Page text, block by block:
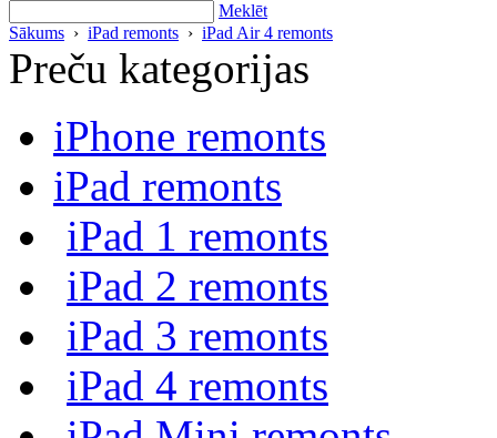
Meklēt
Sākums › iPad remonts › iPad Air 4 remonts
Preču kategorijas
iPhone remonts
iPad remonts
iPad 1 remonts
iPad 2 remonts
iPad 3 remonts
iPad 4 remonts